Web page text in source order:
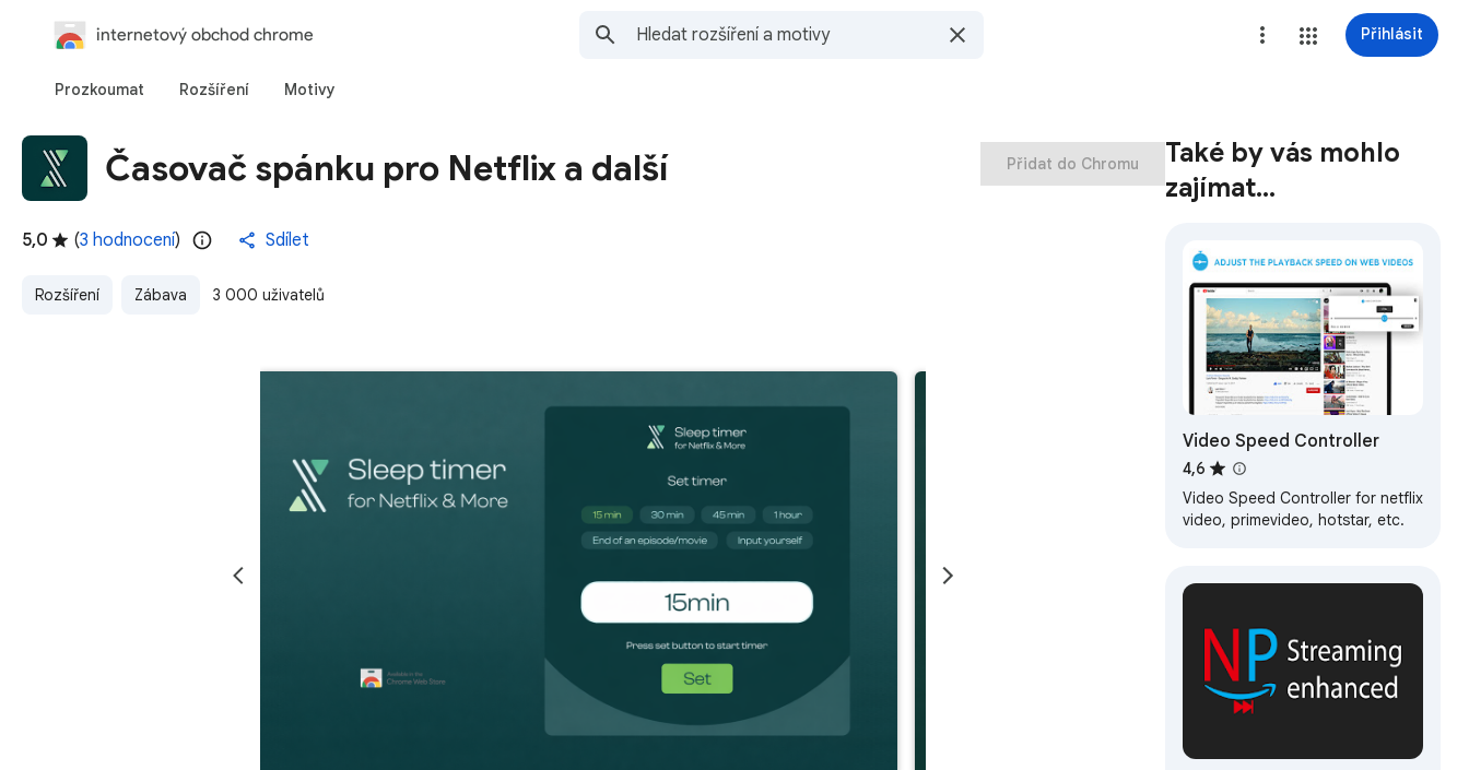
internetový obchod chrome Přihlásit
Prozkoumat Rozšíření Motivy
Časovač spánku pro Netflix a další
5,0 (3 hodnocení) Sdílet
Rozšíření Zábava 3 000 uživatelů
Přidat do Chromu
Také by vás mohlo
zajímat…
Video Speed Controller
4,6
Video Speed Controller for netflix
video, primevideo, hotstar, etc.